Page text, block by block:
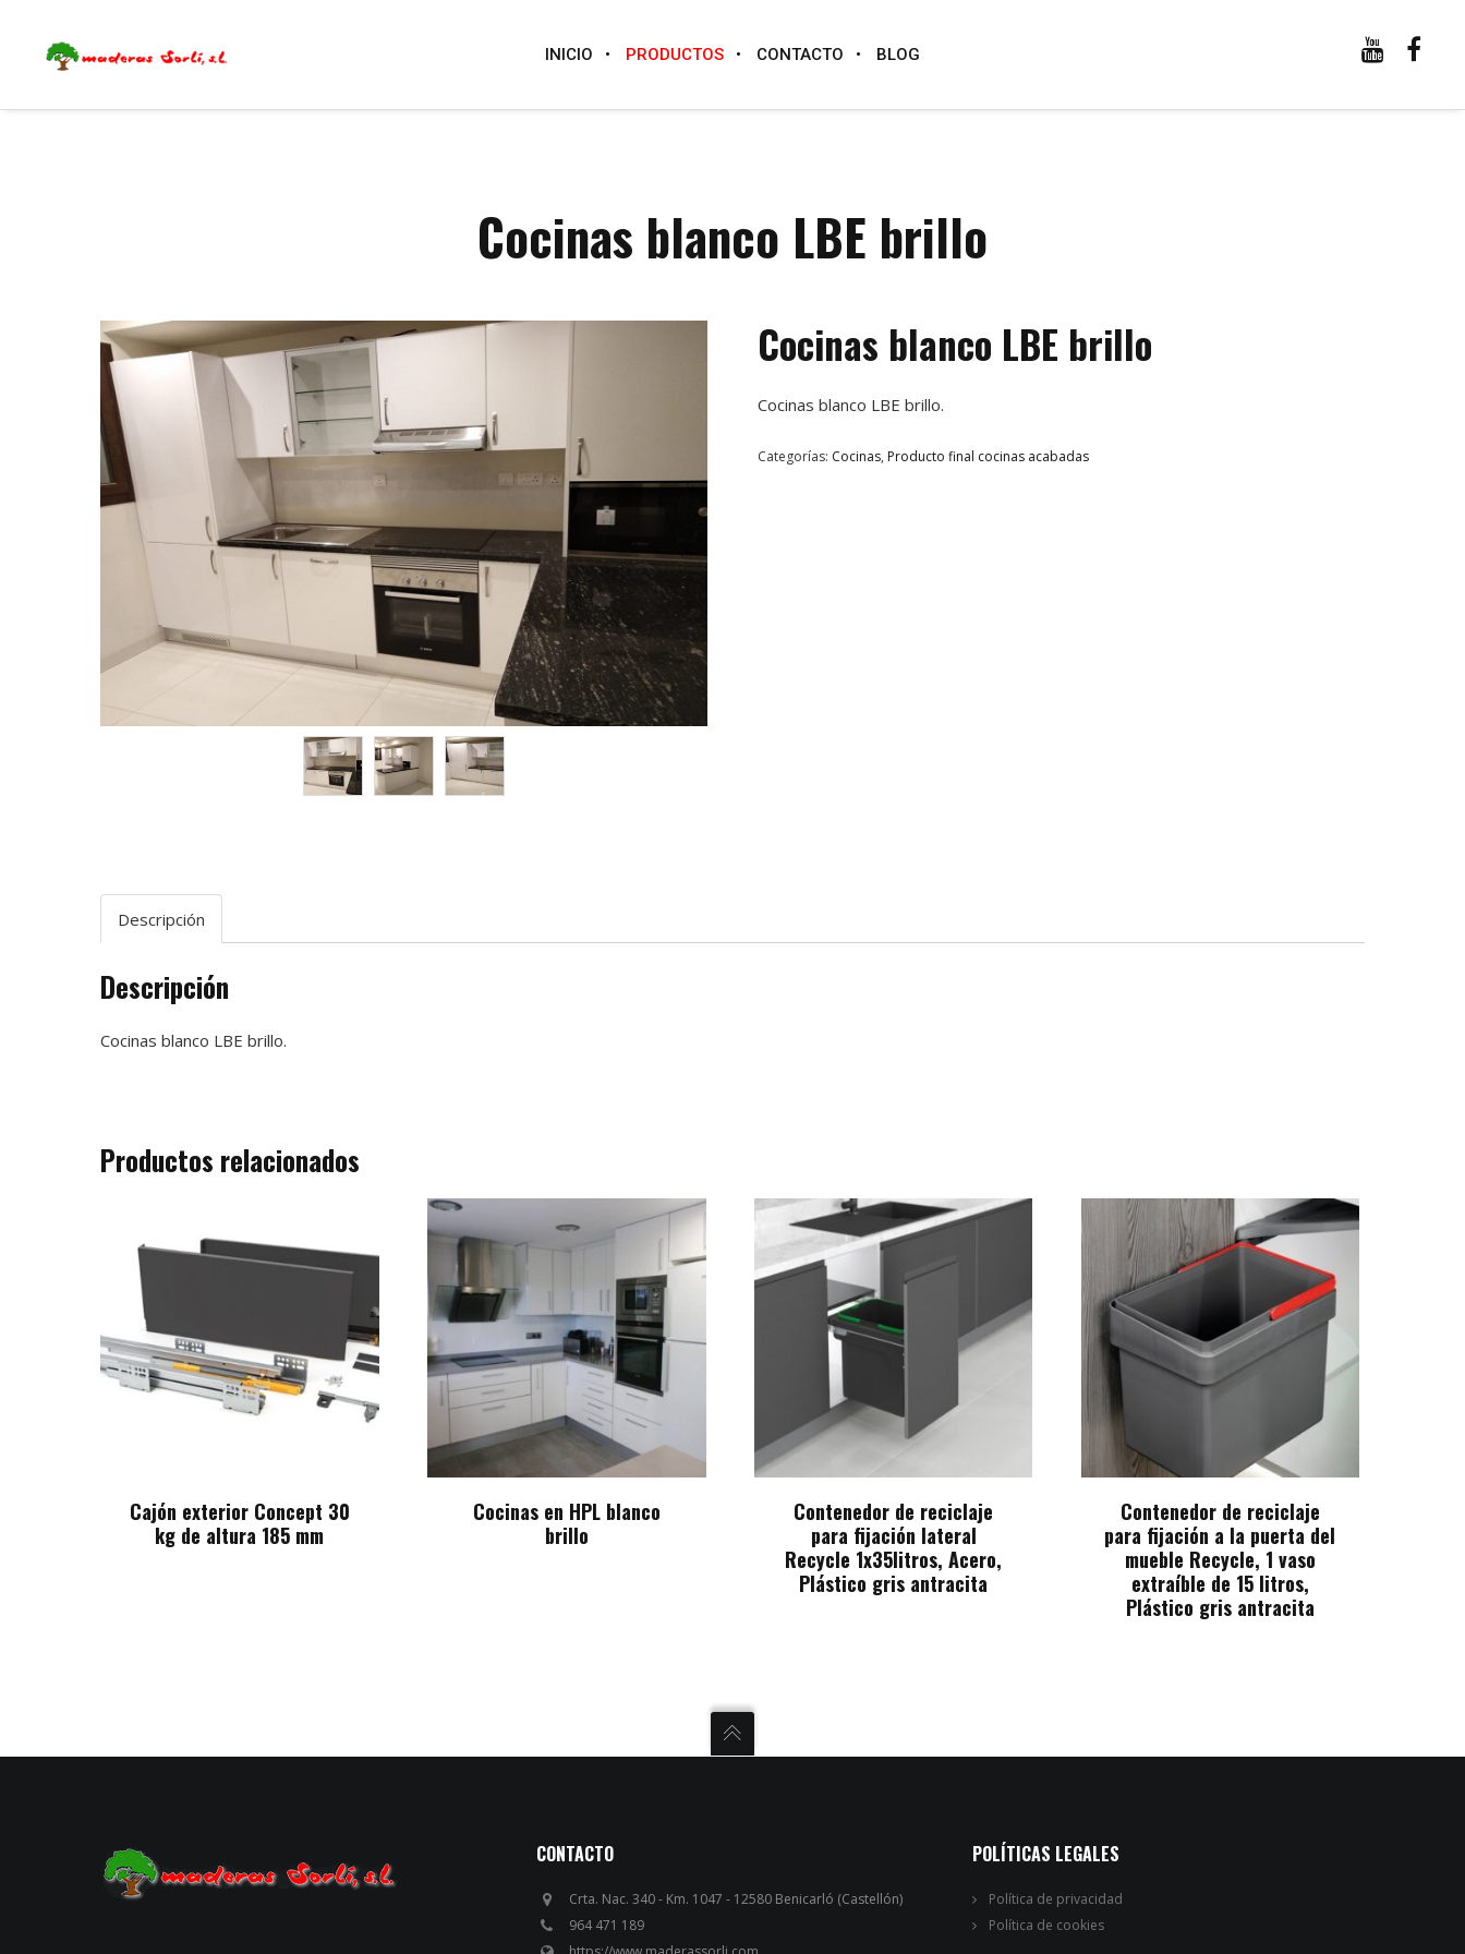
INICIO PRODUCTOS CONTACTO BLOG
Cocinas blanco LBE brillo
Cocinas blanco LBE brillo
Cocinas blanco LBE brillo.
Categorías: Cocinas, Producto final cocinas acabadas
Descripción
Descripción
Cocinas blanco LBE brillo.
Productos relacionados
Cajón exterior Concept 30
kg de altura 185 mm
Cocinas en HPL blanco
brillo
Contenedor de reciclaje
para fijación lateral
Recycle 1x35litros, Acero,
Plástico gris antracita
Contenedor de reciclaje
para fijación a la puerta del
mueble Recycle, 1 vaso
extraíble de 15 litros,
Plástico gris antracita
CONTACTO
Crta. Nac. 340 - Km. 1047 - 12580 Benicarló (Castellón)
964 471 189
POLÍTICAS LEGALES
Política de privacidad
Política de cookies